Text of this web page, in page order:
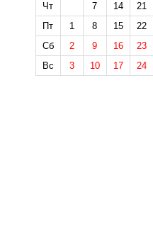
Чт
7 14 21
Пт
1 8 15 22
Сб
2 9 16 23
Вс
3 10 17 24